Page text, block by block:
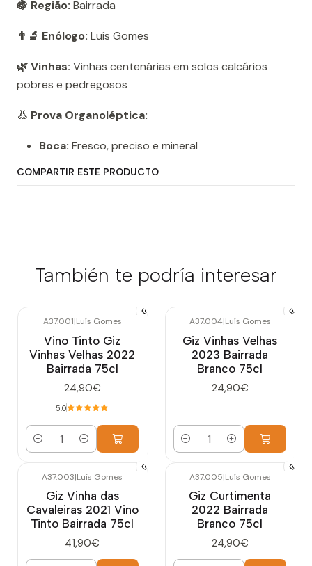
🍇 Região: Bairrada
👨‍🔬 Enólogo: Luís Gomes
🌿 Vinhas: Vinhas centenárias em solos calcários
pobres e pedregosos
👃 Prova Organoléptica:
Boca: Fresco, preciso e mineral
COMPARTIR ESTE PRODUCTO
También te podría interesar
A37.001|Luís Gomes
Vino Tinto Giz
Vinhas Velhas 2022
Bairrada 75cl
24,90€
5.0
Cantidad
A37.004|Luís Gomes
Giz Vinhas Velhas
2023 Bairrada
Branco 75cl
24,90€
Cantidad
A37.003|Luís Gomes
Giz Vinha das
Cavaleiras 2021 Vino
Tinto Bairrada 75cl
41,90€
A37.005|Luís Gomes
Giz Curtimenta
2022 Bairrada
Branco 75cl
24,90€